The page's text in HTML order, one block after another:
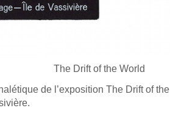
The Drift of the World
de l’exposition The Drift of the